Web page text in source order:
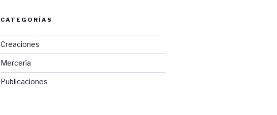
CATEGORÍAS
Creaciones
Mercería
Publicaciones